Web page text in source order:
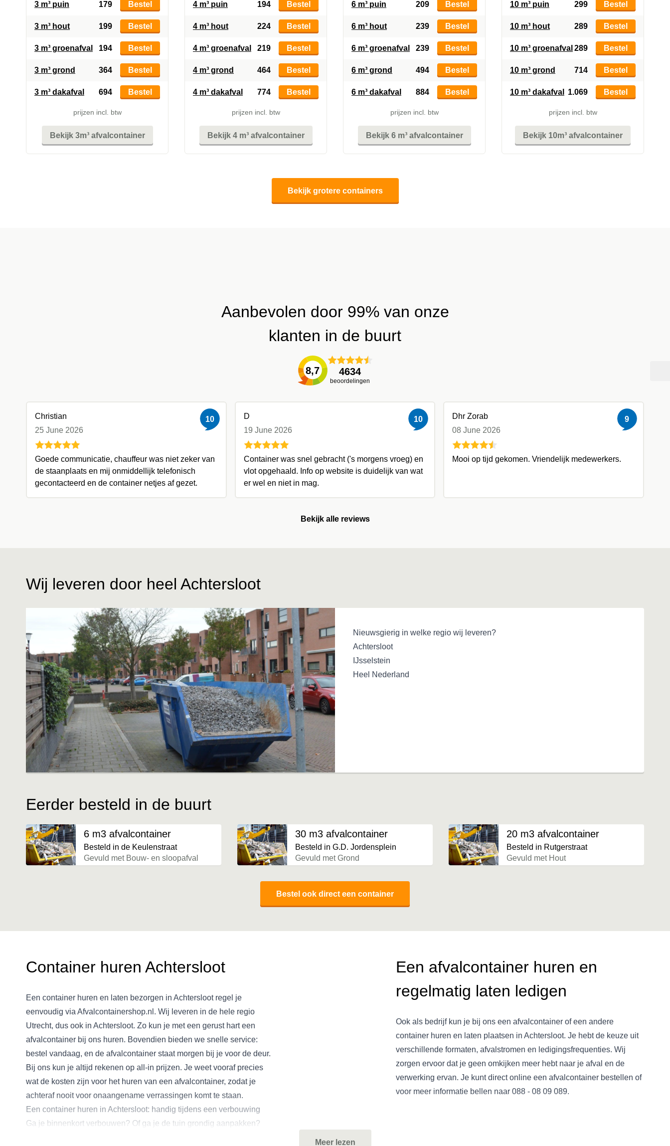
3 m³ puin 179 Bestel
3 m³ hout 199 Bestel
3 m³ groenafval 194 Bestel
3 m³ grond 364 Bestel
3 m³ dakafval 694 Bestel
prijzen incl. btw
Bekijk 3m³ afvalcontainer
4 m³ puin 194 Bestel
4 m³ hout 224 Bestel
4 m³ groenafval 219 Bestel
4 m³ grond 464 Bestel
4 m³ dakafval 774 Bestel
prijzen incl. btw
Bekijk 4 m³ afvalcontainer
6 m³ puin 209 Bestel
6 m³ hout 239 Bestel
6 m³ groenafval 239 Bestel
6 m³ grond 494 Bestel
6 m³ dakafval 884 Bestel
prijzen incl. btw
Bekijk 6 m³ afvalcontainer
10 m³ puin 299 Bestel
10 m³ hout 289 Bestel
10 m³ groenafval 289 Bestel
10 m³ grond 714 Bestel
10 m³ dakafval 1.069 Bestel
prijzen incl. btw
Bekijk 10m³ afvalcontainer
Bekijk grotere containers
Aanbevolen door 99% van onze
klanten in de buurt
8,7 4634
beoordelingen
10
Christian
25 June 2026
Goede communicatie, chauffeur was niet zeker van
de staanplaats en mij onmiddellijk telefonisch
gecontacteerd en de container netjes af gezet.
10
D
19 June 2026
Container was snel gebracht ('s morgens vroeg) en
vlot opgehaald. Info op website is duidelijk van wat
er wel en niet in mag.
9
Dhr Zorab
08 June 2026
Mooi op tijd gekomen. Vriendelijk medewerkers.
Bekijk alle reviews
Wij leveren door heel Achtersloot
Nieuwsgierig in welke regio wij leveren?
Achtersloot
IJsselstein
Heel Nederland
Eerder besteld in de buurt
6 m3 afvalcontainer
Besteld in de Keulenstraat
Gevuld met Bouw- en sloopafval
30 m3 afvalcontainer
Besteld in G.D. Jordensplein
Gevuld met Grond
20 m3 afvalcontainer
Besteld in Rutgerstraat
Gevuld met Hout
Bestel ook direct een container
Container huren Achtersloot
Een container huren en laten bezorgen in Achtersloot regel je
eenvoudig via Afvalcontainershop.nl. Wij leveren in de hele regio
Utrecht, dus ook in Achtersloot. Zo kun je met een gerust hart een
afvalcontainer bij ons huren. Bovendien bieden we snelle service:
bestel vandaag, en de afvalcontainer staat morgen bij je voor de deur.
Bij ons kun je altijd rekenen op all-in prijzen. Je weet vooraf precies
wat de kosten zijn voor het huren van een afvalcontainer, zodat je
achteraf nooit voor onaangename verrassingen komt te staan.
Een container huren in Achtersloot: handig tijdens een verbouwing
Ga je binnenkort verbouwen? Of ga je de tuin grondig aanpakken?
Een afvalcontainer huren en
regelmatig laten ledigen
Ook als bedrijf kun je bij ons een afvalcontainer of een andere
container huren en laten plaatsen in Achtersloot. Je hebt de keuze uit
verschillende formaten, afvalstromen en ledigingsfrequenties. Wij
zorgen ervoor dat je geen omkijken meer hebt naar je afval en de
verwerking ervan. Je kunt direct online een afvalcontainer bestellen of
voor meer informatie bellen naar 088 - 08 09 089.
Meer lezen